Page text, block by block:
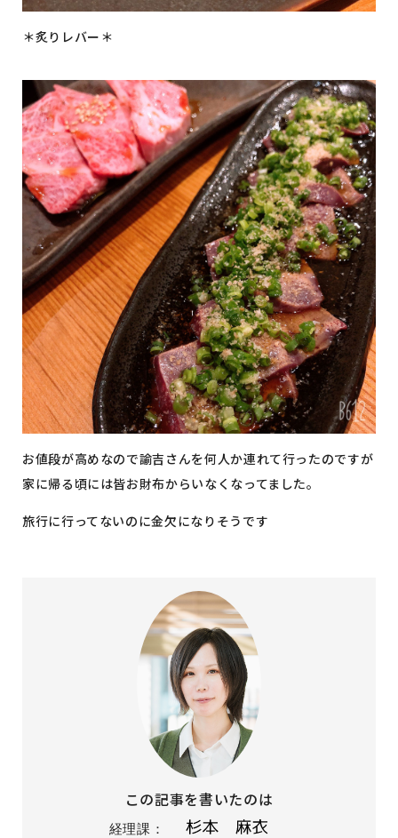
＊炙りレバー＊
お値段が高めなので諭吉さんを何人か連れて行ったのですが
家に帰る頃には皆お財布からいなくなってました。
旅行に行ってないのに金欠になりそうです
この記事を書いたのは
経理課：